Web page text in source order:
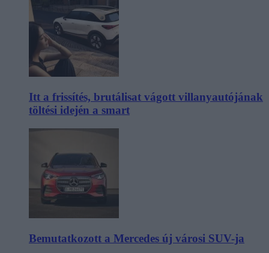
Itt a frissítés, brutálisat vágott villanyautójának
töltési idején a smart
Bemutatkozott a Mercedes új városi SUV-ja